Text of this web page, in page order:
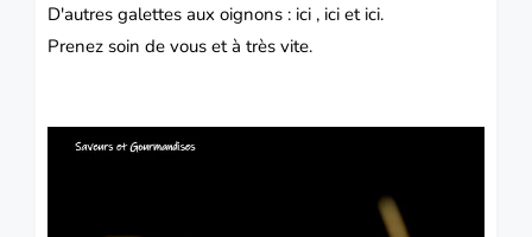
D'autres galettes aux oignons : ici , ici et ici.
Prenez soin de vous et à très vite.